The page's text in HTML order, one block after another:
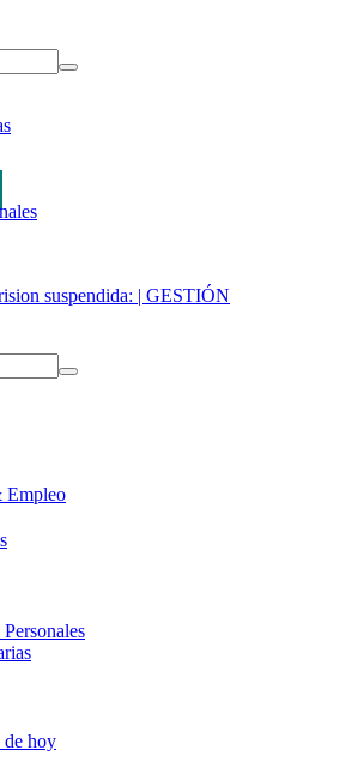
Empleo
de hoy